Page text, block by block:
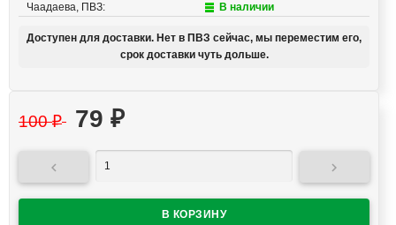
Чаадаева, ПВЗ: В наличии
Доступен для доставки. Нет в ПВЗ сейчас, мы переместим его,
срок доставки чуть дольше.
100₽ 79 ₽
 